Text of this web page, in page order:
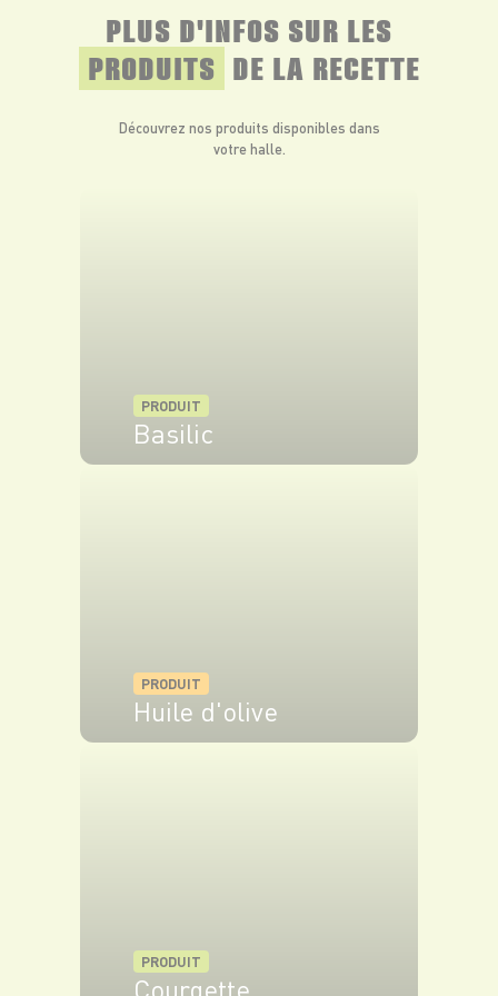
PLUS D'INFOS SUR LES
PRODUITS DE LA RECETTE
Découvrez nos produits disponibles dans
votre halle.
PRODUIT
Basilic
PRODUIT
Huile d'olive
PRODUIT
Courgette